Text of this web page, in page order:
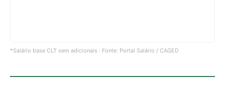
*Salário base CLT sem adicionais · Fonte: Portal Salário / CAGED